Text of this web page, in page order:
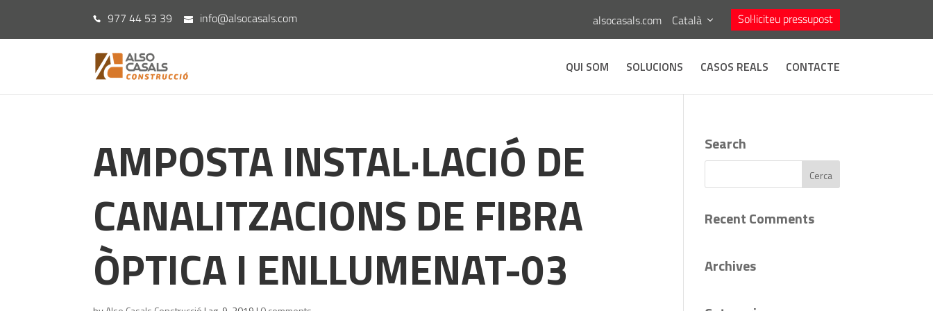
977 44 53 39 info@alsocasals.com alsocasals.com Sol·liciteu pressupost
Català
QUI SOM SOLUCIONS CASOS REALS CONTACTE
AMPOSTA INSTAL·LACIÓ DE
CANALITZACIONS DE FIBRA
ÒPTICA I ENLLUMENAT-03
Search
Recent Comments
Archives